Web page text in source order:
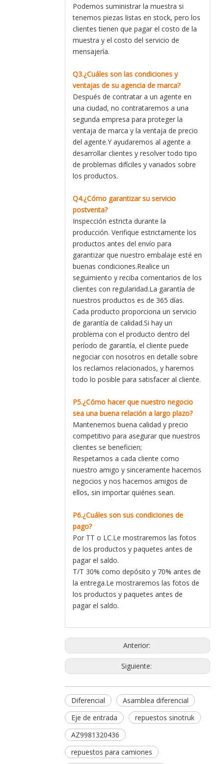
Podemos suministrar la muestra si
tenemos piezas listas en stock, pero los
clientes tienen que pagar el costo de la
muestra y el costo del servicio de
mensajería.
Q3.¿Cuáles son las condiciones y
ventajas de su agencia de marca?
Después de contratar a un agente en
una ciudad, no contrataremos a una
segunda empresa para proteger la
ventaja de marca y la ventaja de precio
del agente.Y ayudaremos al agente a
desarrollar clientes y resolver todo tipo
de problemas difíciles y variados sobre
los productos.
Q4.¿Cómo garantizar su servicio
postventa?
Inspección estricta durante la
producción. Verifique estrictamente los
productos antes del envío para
garantizar que nuestro embalaje esté en
buenas condiciones.Realice un
seguimiento y reciba comentarios de los
clientes con regularidad.La garantía de
nuestros productos es de 365 días.
Cada producto proporciona un servicio
de garantía de calidad.Si hay un
problema con el producto dentro del
período de garantía, el cliente puede
negociar con nosotros en detalle sobre
los reclamos relacionados, y haremos
todo lo posible para satisfacer al cliente.
P5.¿Cómo hacer que nuestro negocio
sea una buena relación a largo plazo?
Mantenemos buena calidad y precio
competitivo para asegurar que nuestros
clientes se beneficien;
Respetamos a cada cliente como
nuestro amigo y sinceramente hacemos
negocios y nos hacemos amigos de
ellos, sin importar quiénes sean.
P6.¿Cuáles son sus condiciones de
pago?
Por TT o LC.Le mostraremos las fotos
de los productos y paquetes antes de
pagar el saldo.
T/T 30% como depósito y 70% antes de
la entrega.Le mostraremos las fotos de
los productos y paquetes antes de
pagar el saldo.
Anterior:
Siguiente:
Diferencial
Asamblea diferencial
Eje de entrada
repuestos sinotruk
AZ9981320436
repuestos para camiones